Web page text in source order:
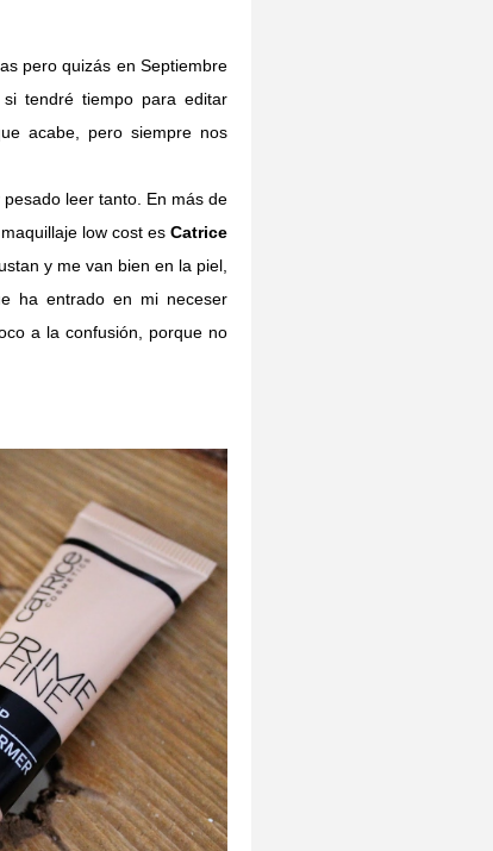
pero quizás en Septiembre
tendré tiempo para editar
acabe, pero siempre nos
leer tanto. En más de
low cost es Catrice
y me van bien en la piel,
ha entrado en mi neceser
a la confusión, porque no